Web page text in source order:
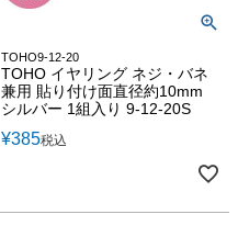
TOHO9-12-20
TOHO イヤリング ネジ・バネ
兼用 貼り付け面直径約10mm
シルバー 1組入り 9-12-20S
¥385税込